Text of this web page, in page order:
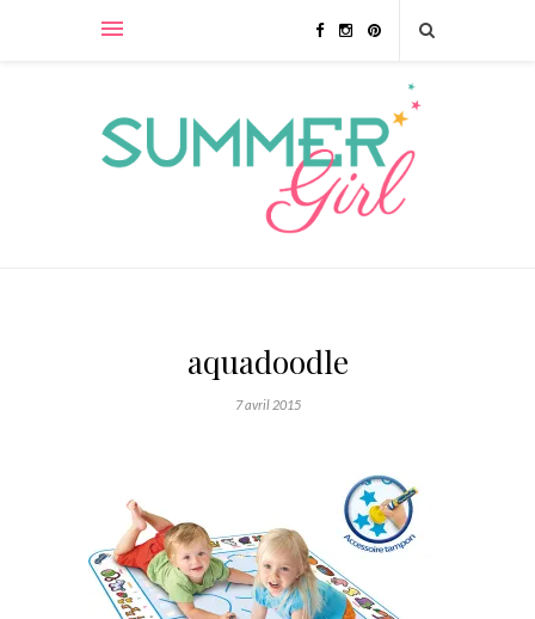
aquadoodle
7 avril 2015